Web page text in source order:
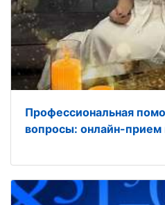
Профессиональная
вопросы: онлайн-прием